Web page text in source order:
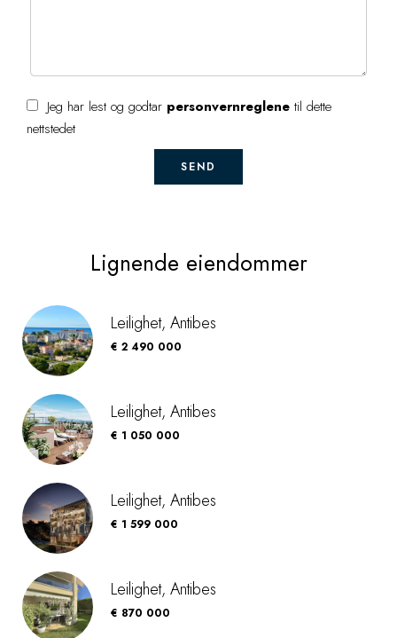
Jeg har lest og godtar personvernreglene til dette
nettstedet
SEND
Lignende eiendommer
Leilighet, Antibes
€ 2 490 000
Leilighet, Antibes
€ 1 050 000
Leilighet, Antibes
€ 1 599 000
Leilighet, Antibes
€ 870 000